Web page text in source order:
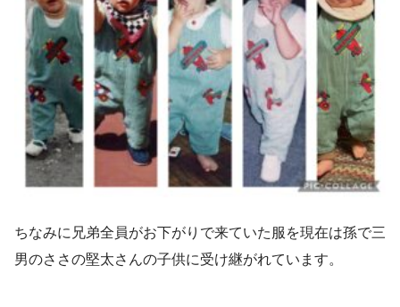
ちなみに兄弟全員がお下がりで来ていた服を現在は孫で三
男のささの堅太さんの子供に受け継がれています。